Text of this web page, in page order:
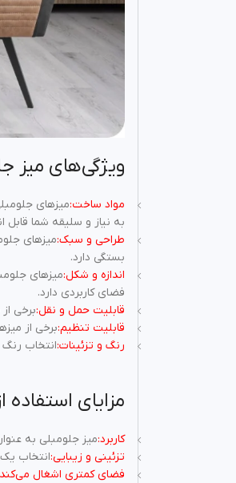
ویژگی‌های میز
مواد ساخت:
به نیاز و سلیقه شما قابل
طراحی و سبک:میزهای
بستگی دارد.
اندازه و شکل:میزهای
فضای کاربردی دارد.
قابلیت حمل و نقل:برخی
قابلیت تنظیم:برخی از
رنگ و تزئینات:انتخاب
مزایای استفاده
کاربرد:میز جلومبلی به
تزئینی و زیبایی:انتخاب
فضای کمتری اشغال